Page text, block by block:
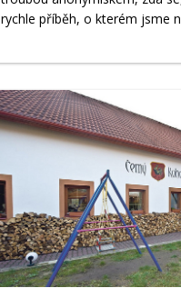
rychle příběh, o kterém jsme